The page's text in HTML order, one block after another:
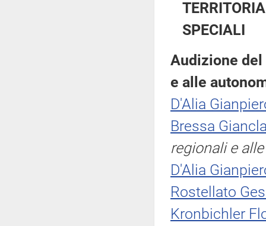
SPECIALI
Audizione
e alle
D'Alia
Bressa
regionali e
D'Alia
Rostellato
Kronbichler